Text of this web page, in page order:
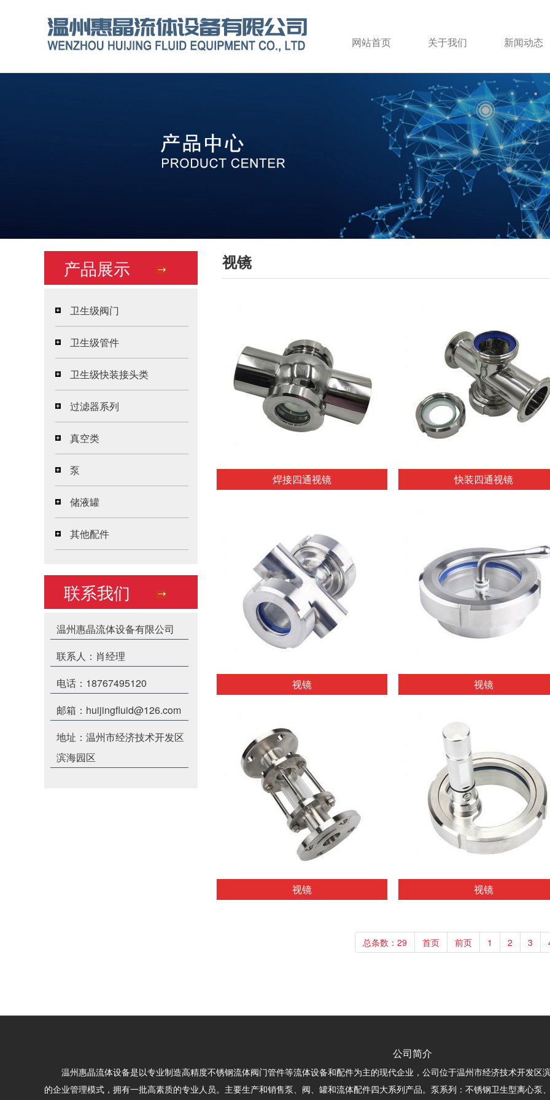
网站首页 关于我们 新闻动态
视镜
焊接四通视镜 快装四通视镜
视镜 视镜
视镜 视镜
总条数：29 首页 前页 1 2 3
产品展示
卫生级阀门
卫生级管件
卫生级快装接头类
过滤器系列
真空类
泵
储液罐
其他配件
联系我们
温州惠晶流体设备有限公司
联系人：肖经理
电话：18767495120
邮箱：huijingfluid@126.com
地址：温州市经济技术开发区
滨海园区
公司简介
温州惠晶流体设备是以专业制造高精度不锈钢流体阀门管件等流体设备和配件为主的现代企业，公司位于温州市经济技术开发
的企业管理模式，拥有一批高素质的专业人员。主要生产和销售泵、阀、罐和流体配件四大系列产品。泵系列：不锈钢卫生型离心